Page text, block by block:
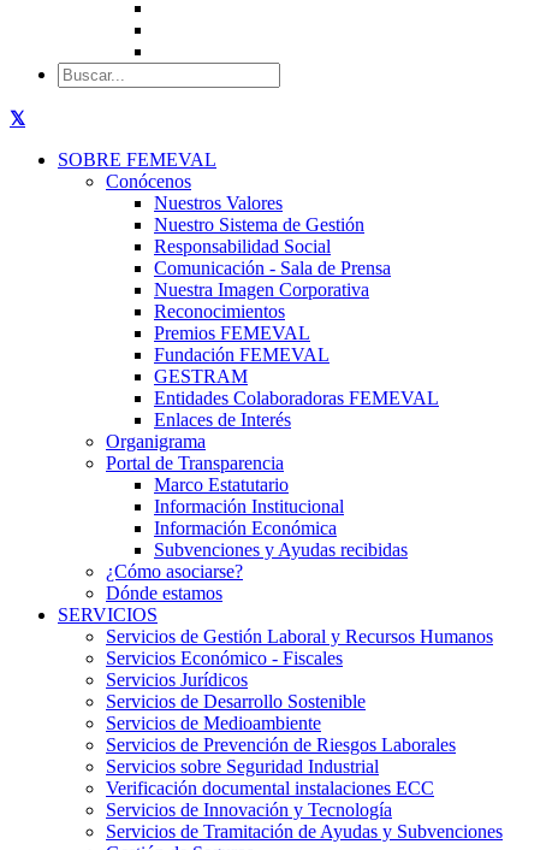
SOBRE FEMEVAL
Conócenos
Nuestros Valores
Nuestro Sistema de Gestión
Responsabilidad Social
Comunicación - Sala de Prensa
Nuestra Imagen Corporativa
Reconocimientos
Premios FEMEVAL
Fundación FEMEVAL
GESTRAM
Entidades Colaboradoras FEMEVAL
Enlaces de Interés
Organigrama
Portal de Transparencia
Marco Estatutario
Información Institucional
Información Económica
Subvenciones y Ayudas recibidas
¿Cómo asociarse?
Dónde estamos
SERVICIOS
Servicios de Gestión Laboral y Recursos Humanos
Servicios Económico - Fiscales
Servicios Jurídicos
Servicios de Desarrollo Sostenible
Servicios de Medioambiente
Servicios de Prevención de Riesgos Laborales
Servicios sobre Seguridad Industrial
Verificación documental instalaciones ECC
Servicios de Innovación y Tecnología
Servicios de Tramitación de Ayudas y Subvenciones